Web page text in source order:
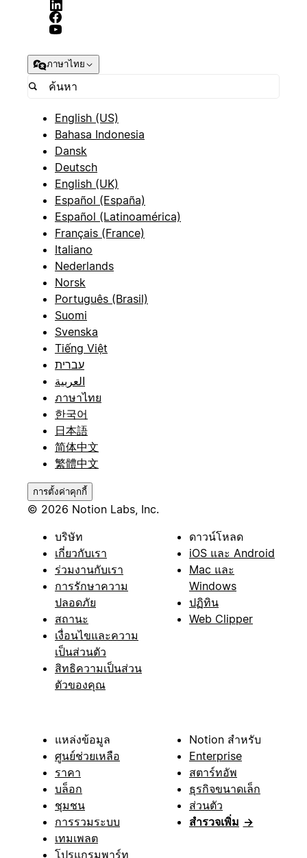
ภาษาไทย
English (US)
Bahasa Indonesia
Dansk
Deutsch
English (UK)
Español (España)
Español (Latinoamérica)
Français (France)
Italiano
Nederlands
Norsk
Português (Brasil)
Suomi
Svenska
Tiếng Việt
עברית
العربية
ภาษาไทย
한국어
日本語
简体中文
繁體中文
การตั้งค่าคุกกี้
© 2026 Notion Labs, Inc.
บริษัท
เกี่ยวกับเรา
ร่วมงานกับเรา
การรักษาความ
ปลอดภัย
สถานะ
เงื่อนไขและความ
เป็นส่วนตัว
สิทธิความเป็นส่วน
ตัวของคุณ
ดาวน์โหลด
iOS และ Android
Mac และ
Windows
ปฏิทิน
Web Clipper
แหล่งข้อมูล
ศูนย์ช่วยเหลือ
ราคา
บล็อก
ชุมชน
การรวมระบบ
เทมเพลต
โปรแกรมพาร์ท
Notion สำหรับ
Enterprise
สตาร์ทอัพ
ธุรกิจขนาดเล็ก
ส่วนตัว
สำรวจเพิ่ม →